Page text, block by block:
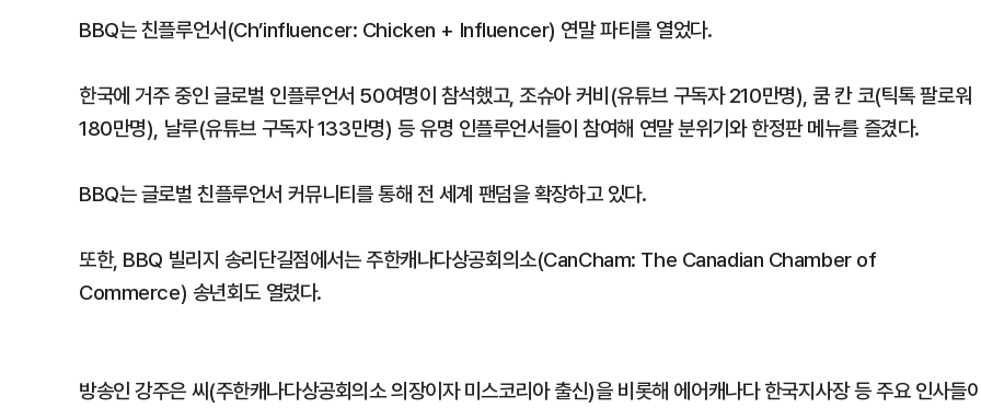
BBQ는 친플루언서(Ch’influencer: Chicken + Influencer) 연말 파티를 열었다.
한국에 거주 중인 글로벌 인플루언서 50여명이 참석했고, 조슈아 커비(유튜브 구독자 210만명), 쿰 칸 코(틱톡 팔로워
180만명), 날루(유튜브 구독자 133만명) 등 유명 인플루언서들이 참여해 연말 분위기와 한정판 메뉴를 즐겼다.
BBQ는 글로벌 친플루언서 커뮤니티를 통해 전 세계 팬덤을 확장하고 있다.
또한, BBQ 빌리지 송리단길점에서는 주한캐나다상공회의소(CanCham: The Canadian Chamber of
Commerce) 송년회도 열렸다.
방송인 강주은 씨(주한캐나다상공회의소 의장이자 미스코리아 출신)을 비롯해 에어캐나다 한국지사장 등 주요 인사들